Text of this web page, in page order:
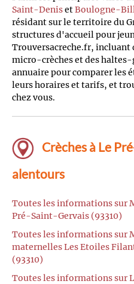
Saint-DenisetBoulogne-
résidant sur le territoire du
structures d'accueil pour
Trouversacreche.fr, incluant
micro-crèches et des
annuaire pour comparer les
leurs horaires et tarifs, et
chez vous.
Crèches à Le
alentours
Toutes les informations sur
Pré-Saint-Gervais (93310)
Toutes les informations sur
maternelles Les Etoiles
(93310)
Toutes les informations sur